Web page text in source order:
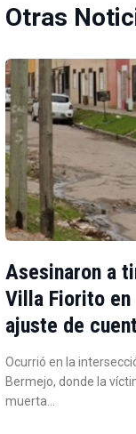
Otras
Asesinaron a
Villa Fiorito en
ajuste de
Ocurrió en la
Bermejo, donde la
muerta…